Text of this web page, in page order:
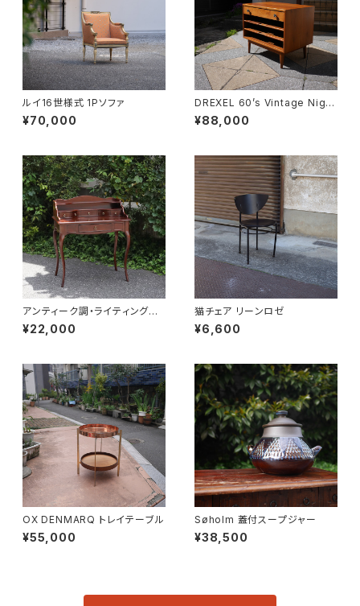
ルイ16世様式 1Pソファ
¥70,000
DREXEL 60’s Vintage Night
table
¥88,000
アンティーク調・ライティングデ
スク
¥22,000
猫チェア リーンロゼ
¥6,600
OX DENMARQ トレイテーブル
¥55,000
Søholm 蓋付スープジャー
¥38,500